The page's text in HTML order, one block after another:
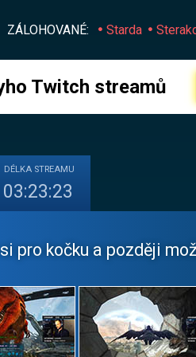
ZÁLOHOVANÉ: Starda
Twitch streamů
DÉLKA STREAMU
03:23:23
pro kočku a později